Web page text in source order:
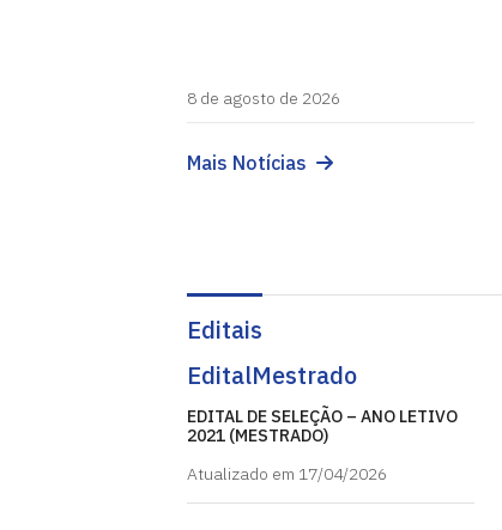
8 de agosto de 2026
Mais Notícias
Editais
EditalMestrado
EDITAL DE SELEÇÃO – ANO LETIVO
2021 (MESTRADO)
Atualizado em 17/04/2026